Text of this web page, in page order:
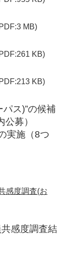
MB)
KB)
KB)
ス)”の候補
募）
実施（8つ
感度調査(お
共感度調査結